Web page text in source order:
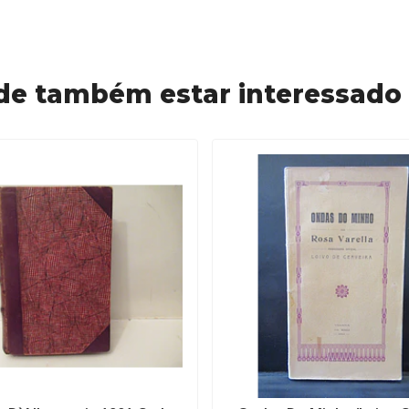
também estar interessado